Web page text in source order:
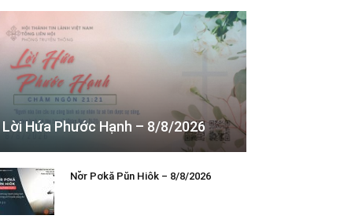
Lời Hứa Phước Hạnh – 8/8/2026
Nơ̆r Pơkă Pŭn Hiôk – 8/8/2026